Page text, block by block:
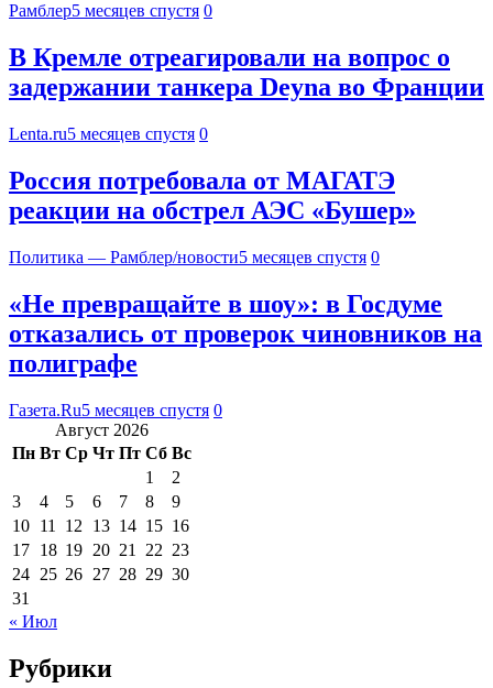
Рамблер5 месяцев спустя 0
В Кремле отреагировали на вопрос о
задержании танкера Deyna во Франции
Lenta.ru5 месяцев спустя 0
Россия потребовала от МАГАТЭ
реакции на обстрел АЭС «Бушер»
Политика — Рамблер/новости5 месяцев спустя 0
«Не превращайте в шоу»: в Госдуме
отказались от проверок чиновников на
полиграфе
Газета.Ru5 месяцев спустя 0
Август 2026
Пн Вт Ср Чт Пт Сб Вс
1
2
3
4 5 6 7 8
9
10 11 12 13 14 15 16
17 18 19 20 21 22 23
24 25 26 27 28 29 30
31
« Июл
Рубрики